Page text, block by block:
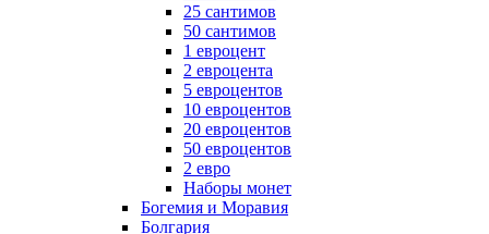
25 сантимов
50 сантимов
1 евроцент
2 евроцента
5 евроцентов
10 евроцентов
20 евроцентов
50 евроцентов
2 евро
Наборы монет
Богемия и Моравия
Болгария